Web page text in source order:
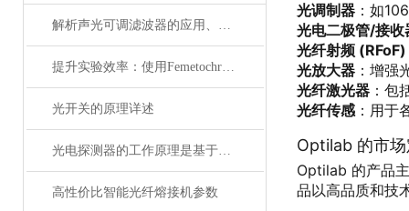
解析声光可调滤波器的应用、原理以及使用特点
提升实验效率：使用Femetochrome快速扫描自相关仪的优势
光开关的原理详述
光电探测器的工作原理是基于光电效应
高性价比智能光纤熔接机参数
光调制器 ：如
光电二极管/接收
光纤射频 (RFoF)
光放大器 ：增强
光纤激光器 ：包
光纤传感：用于
Optilab 的市
Optilab 的产品
品以高品质和技